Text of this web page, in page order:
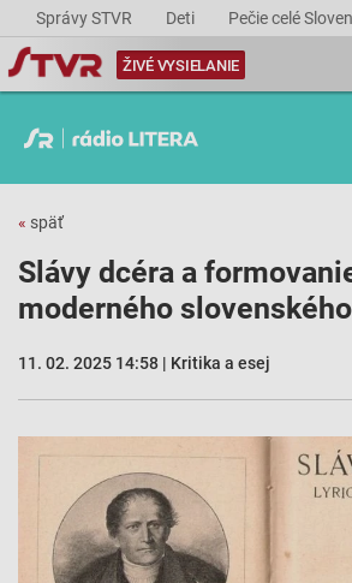
Správy STVR Deti Pečie celé
ŽIVÉ VYSIELANIE
« späť
Slávy dcéra a
moderného
11. 02. 2025 14:58 | Kritika a esej